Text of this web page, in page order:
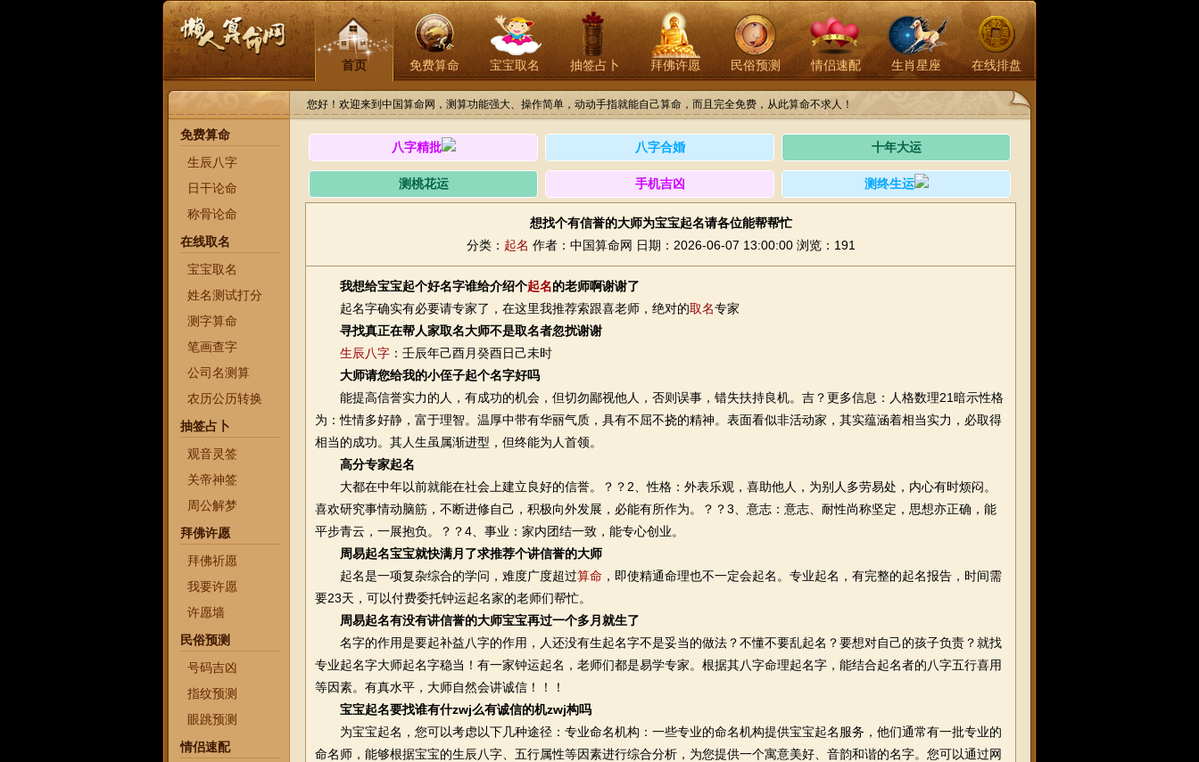
首页 免费算命 宝宝取名 抽签占卜 拜佛许愿 民俗预测 情侣速配 生肖星座 在线排盘
您好！欢迎来到中国算命网，测算功能强大、操作简单，动动手指就能自己算命，而且完全免费，从此算命不求人！
免费算命
生辰八字
日干论命
称骨论命
在线取名
宝宝取名
姓名测试打分
测字算命
笔画查字
公司名测算
农历公历转换
抽签占卜
观音灵签
关帝神签
周公解梦
拜佛许愿
拜佛祈愿
我要许愿
许愿墙
民俗预测
号码吉凶
指纹预测
眼跳预测
情侣速配
八字精批 八字合婚 十年大运
测桃花运 手机吉凶 测终生运
想找个有信誉的大师为宝宝起名请各位能帮帮忙
分类： 起名 作者：中国算命网 日期：2026-06-07 13:00:00 浏览：191
我想给宝宝起个好名字谁给介绍个起名的老师啊谢谢了
起名字确实有必要请专家了，在这里我推荐索跟喜老师，绝对的取名专家
寻找真正在帮人家取名大师不是取名者忽扰谢谢
生辰八字 ：壬辰年己酉月癸酉日己未时
大师请您给我的小侄子起个名字好吗
能提高信誉实力的人，有成功的机会，但切勿鄙视他人，否则误事，错失扶持良机。吉？更多信息：人格数理21暗示性格
为：性情多好静，富于理智。温厚中带有华丽气质，具有不屈不挠的精神。表面看似非活动家，其实蕴涵着相当实力，必取得
相当的成功。其人生虽属渐进型，但终能为人首领。
高分专家起名
大都在中年以前就能在社会上建立良好的信誉。？？2、性格：外表乐观，喜助他人，为别人多劳易处，内心有时烦闷。
喜欢研究事情动脑筋，不断进修自己，积极向外发展，必能有所作为。？？3、意志：意志、耐性尚称坚定，思想亦正确，能
平步青云，一展抱负。？？4、事业：家内团结一致，能专心创业。
周易起名宝宝就快满月了求推荐个讲信誉的大师
起名是一项复杂综合的学问，难度广度超过算命 ，即使精通命理也不一定会起名。专业起名，有完整的起名报告，时间需
要23天，可以付费委托钟运起名家的老师们帮忙。
周易起名有没有讲信誉的大师宝宝再过一个多月就生了
名字的作用是要起补益八字的作用，人还没有生起名字不是妥当的做法？不懂不要乱起名？要想对自己的孩子负责？就找
专业起名字大师起名字稳当！有一家钟运起名，老师们都是易学专家。根据其八字命理起名字，能结合起名者的八字五行喜用
等因素。有真水平，大师自然会讲诚信！！！
宝宝起名要找谁有什zwj么有诚信的机zwj构吗
为宝宝起名，您可以考虑以下几种途径：专业命名机构：一些专业的命名机构提供宝宝起名服务，他们通常有一批专业的
命名师，能够根据宝宝的生辰八字、五行属性等因素进行综合分析，为您提供一个寓意美好、音韵和谐的名字。您可以通过网